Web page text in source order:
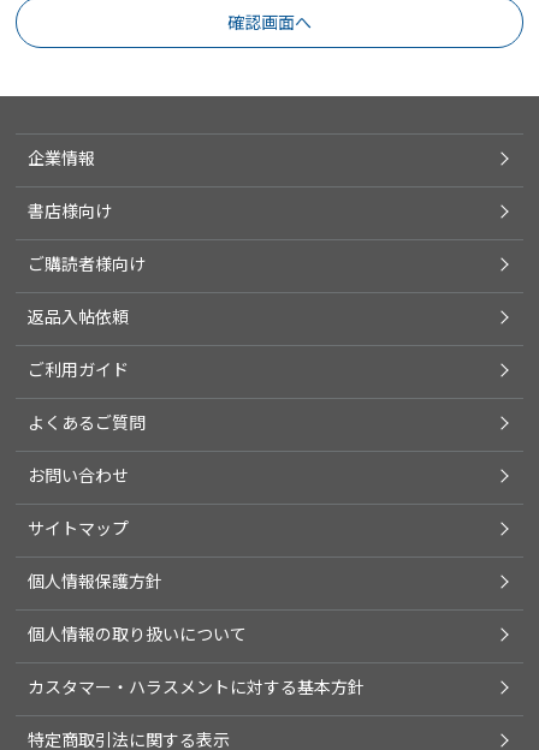
企業情報
書店様向け
ご購読者様向け
返品入帖依頼
ご利用ガイド
よくあるご質問
お問い合わせ
サイトマップ
個人情報保護方針
個人情報の取り扱いについて
カスタマー・ハラスメントに対する基本方針
特定商取引法に関する表示